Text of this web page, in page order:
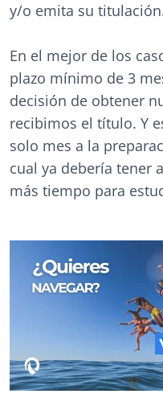
y/o emita su
En el mejor de los
plazo mínimo de 3
decisión de obtener
recibimos el título. Y
solo mes a la
cual ya debería tener
más tiempo para